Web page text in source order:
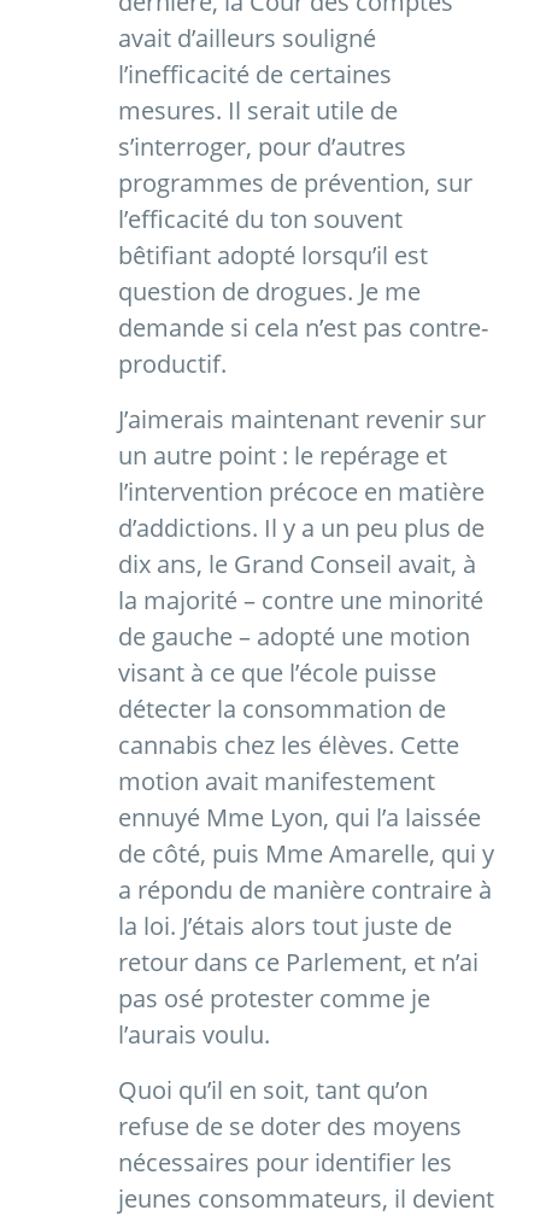
avait d’ailleurs souligné
l’inefficacité de certaines
mesures. Il serait utile de
s’interroger, pour d’autres
programmes de prévention, sur
l’efficacité du ton souvent
bêtifiant adopté lorsqu’il est
question de drogues. Je me
demande si cela n’est pas contre-
productif.
J’aimerais maintenant revenir sur
un autre point : le repérage et
l’intervention précoce en matière
d’addictions. Il y a un peu plus de
dix ans, le Grand Conseil avait, à
la majorité – contre une minorité
de gauche – adopté une motion
visant à ce que l’école puisse
détecter la consommation de
cannabis chez les élèves. Cette
motion avait manifestement
ennuyé Mme Lyon, qui l’a laissée
de côté, puis Mme Amarelle, qui y
a répondu de manière contraire à
la loi. J’étais alors tout juste de
retour dans ce Parlement, et n’ai
pas osé protester comme je
l’aurais voulu.
Quoi qu’il en soit, tant qu’on
refuse de se doter des moyens
nécessaires pour identifier les
jeunes consommateurs, il devient